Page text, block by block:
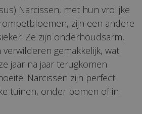
Narcissen, met hun vrolijke
zijn een andere
Ze zijn onderhoudsarm,
gemakkelijk, wat
jaar na jaar terugkomen
Narcissen zijn perfect
tuinen, onder bomen of in